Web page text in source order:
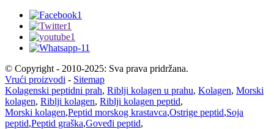
© Copyright - 2010-2025: Sva prava pridržana.
Vrući proizvodi - Sitemap
Kolagenski peptidni prah, Riblji kolagen u prahu, Kolagen, Morski
kolagen, Riblji kolagen, Riblji kolagen peptid,
Morski kolagen,Peptid morskog krastavca,Ostrige peptid,Soja
peptid,Peptid graška,Goveđi peptid,